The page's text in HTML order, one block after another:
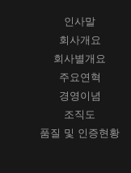
인사말
회사개요
회사별개요
주요연혁
경영이념
조직도
품질 및 인증현황